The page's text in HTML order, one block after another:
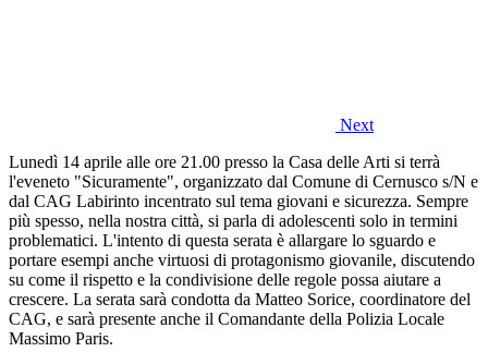
Next
Lunedì 14 aprile alle ore 21.00 presso la Casa delle Arti si terrà
l'eveneto "Sicuramente", organizzato dal Comune di Cernusco s/N e
dal CAG Labirinto incentrato sul tema giovani e sicurezza. Sempre
più spesso, nella nostra città, si parla di adolescenti solo in termini
problematici. L'intento di questa serata è allargare lo sguardo e
portare esempi anche virtuosi di protagonismo giovanile, discutendo
su come il rispetto e la condivisione delle regole possa aiutare a
crescere. La serata sarà condotta da Matteo Sorice, coordinatore del
CAG, e sarà presente anche il Comandante della Polizia Locale
Massimo Paris.